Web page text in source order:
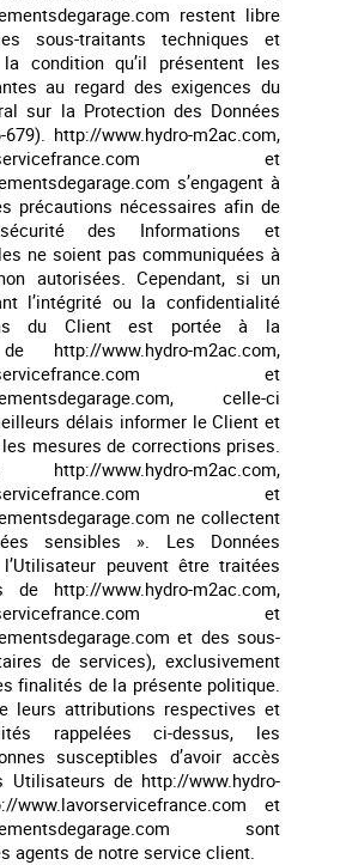
restent libre
sous-traitants techniques et
condition qu’il présentent les
au regard des exigences du
sur la Protection des Données
679). http://www.hydro-m2ac.com,
et
s’engagent à
précautions nécessaires afin de
des Informations et
ne soient pas communiquées à
autorisées. Cependant, si un
l’intégrité ou la confidentialité
du Client est portée à la
http://www.hydro-m2ac.com,
et
celle-ci
délais informer le Client et
mesures de corrections prises.
www.hydro-m2ac.com,
et
ne collectent
sensibles ». Les Données
peuvent être traitées
http://www.hydro-m2ac.com,
et
et des sous-
de services), exclusivement
finalités de la présente politique.
leurs attributions respectives et
rappelées ci-dessus, les
susceptibles d’avoir accès
Utilisateurs de http://www.hydro-
www.lavorservicefrance.com et
sont
agents de notre service client.